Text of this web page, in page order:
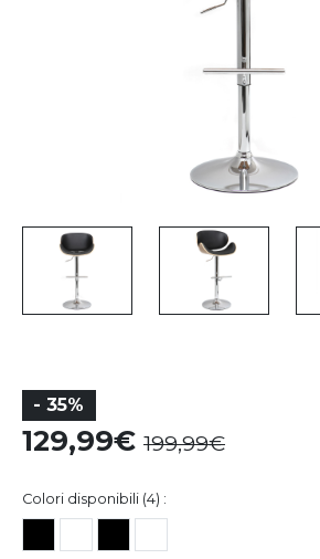
- 35%
129,99 199,99
Colori disponibili (4) :